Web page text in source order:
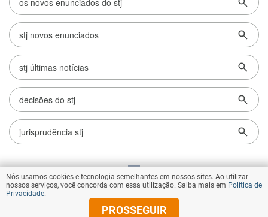
VOLTAR AO TOPO
© Copyright 2026 Diários Associados
Nós usamos cookies e tecnologia semelhantes em nossos sites. Ao utilizar
nossos serviços, você concorda com essa utilização. Saiba mais em Política de
Privacidade.
PROSSEGUIR